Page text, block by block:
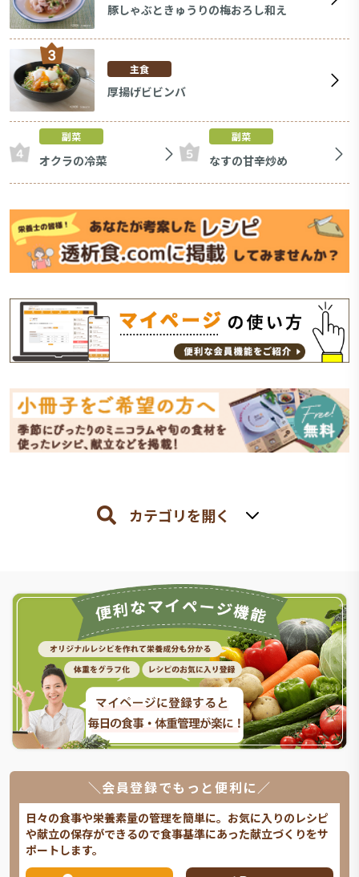
豚しゃぶときゅうりの梅おろし和え
主食
厚揚げビビンバ
副菜
オクラの冷菜
副菜
なすの甘辛炒め
カテゴリを開く
＼会員登録でもっと便利に／
日々の食事や栄養素量の管理を簡単に。お気に入りのレシピ
や献立の保存ができるので食事基準にあった献立づくりをサ
ポートします。